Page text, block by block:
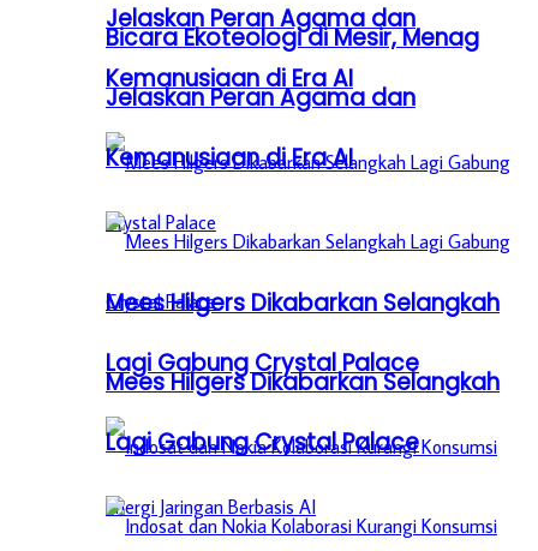
Jelaskan Peran Agama dan
Kemanusiaan di Era AI
Mees Hilgers Dikabarkan Selangkah
Lagi Gabung Crystal Palace
Bicara Ekoteologi di Mesir, Menag
Jelaskan Peran Agama dan
Kemanusiaan di Era AI
Mees Hilgers Dikabarkan Selangkah
Lagi Gabung Crystal Palace